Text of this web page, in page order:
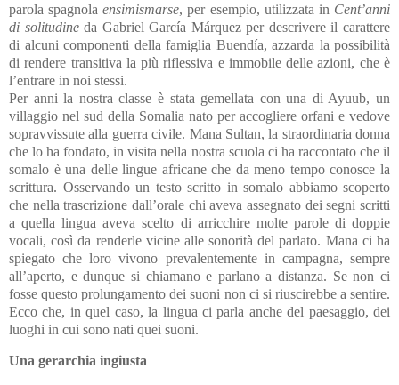
parola spagnolaensimismarse, per esempio, utilizzata in Cent’anni
di solitudineda Gabriel García Márquez per descrivere il carattere
di alcuni componenti della famiglia Buendía, azzarda la possibilità
di rendere transitiva la più riflessiva e immobile delle azioni, che è
l’entrare in noi stessi.
Per anni la nostra classe è stata gemellata con una di Ayuub, un
villaggio nel sud della Somalia nato per accogliere orfani e vedove
sopravvissute alla guerra civile. Mana Sultan, la straordinaria donna
che lo ha fondato, in visita nella nostra scuola ci ha raccontato che il
somalo è una delle lingue africane che da meno tempo conosce la
scrittura. Osservando un testo scritto in somalo abbiamo scoperto
che nella trascrizione dall’orale chi aveva assegnato dei segni scritti
a quella lingua aveva scelto di arricchire molte parole di doppie
vocali, così da renderle vicine alle sonorità del parlato. Mana ci ha
spiegato che loro vivono prevalentemente in campagna, sempre
all’aperto, e dunque si chiamano e parlano a distanza. Se non ci
fosse questo prolungamento dei suoni non ci si riuscirebbe a sentire.
Ecco che, in quel caso, la lingua ci parla anche del paesaggio, dei
luoghi in cui sono nati quei suoni.
Una gerarchia ingiusta